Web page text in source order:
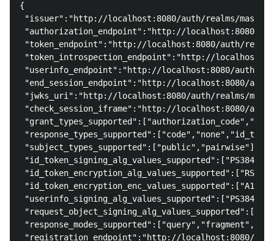
{
"issuer":"http://localhost:8080/auth/realms/
"authorization_endpoint":"http://localhost:8080/
"token_endpoint":"http://localhost:8080/auth/
"token_introspection_endpoint":"http://
"userinfo_endpoint":"http://localhost:8080/auth/
"end_session_endpoint":"http://localhost:8080/
"jwks_uri":"http://localhost:8080/auth/realms/
"check_session_iframe":"http://localhost:8080/
"subject_types_supported":["public","pairwise"],
"id_token_encryption_alg_values_supported":["RSA-
"registration_endpoint":"http://localhost:8080/